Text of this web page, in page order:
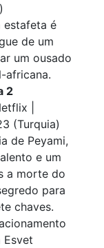
estafeta é
de um
um ousado
africana.
2
|
(Turquia)
de Peyami,
e um
a morte do
para
chaves.
Esvet